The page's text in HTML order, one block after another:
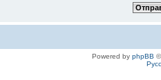
Powered by phpBB